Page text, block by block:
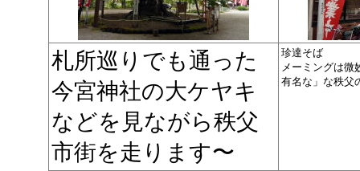
札所巡りでも通った
今宮神社の大ケヤキ
などを見ながら秩父
市街を走ります〜
珍達そば
メーミングは微
有名な」な秩父